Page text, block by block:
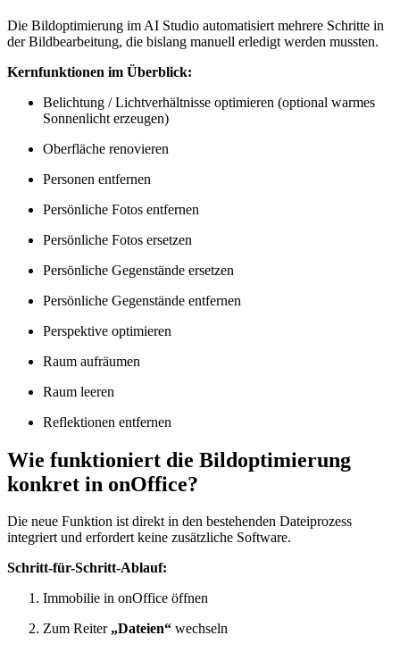
Die Bildoptimierung im AI Studio automatisiert mehrere Schritte in
der Bildbearbeitung, die bislang manuell erledigt werden mussten.
Kernfunktionen im Überblick:
Belichtung / Lichtverhältnisse optimieren (optional warmes
Sonnenlicht erzeugen)
Oberfläche renovieren
Personen entfernen
Persönliche Fotos entfernen
Persönliche Fotos ersetzen
Persönliche Gegenstände ersetzen
Persönliche Gegenstände entfernen
Perspektive optimieren
Raum aufräumen
Raum leeren
Reflektionen entfernen
Wie funktioniert die Bildoptimierung
konkret in onOffice?
Die neue Funktion ist direkt in den bestehenden Dateiprozess
integriert und erfordert keine zusätzliche Software.
Schritt-für-Schritt-Ablauf:
Immobilie in onOffice öffnen
Zum Reiter „Dateien“ wechseln